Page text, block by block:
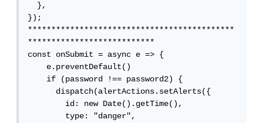
  },
});
********************************************
***************************
const onSubmit = async e => {
    e.preventDefault()
    if (password !== password2) {
      dispatch(alertActions.setAlerts({
        id: new Date().getTime(),
        type: "danger",